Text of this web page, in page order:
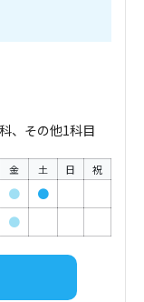
、その他1科目
金 土 日 祝
●
●
●